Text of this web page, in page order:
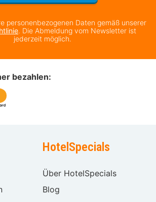
personenbezogenen Daten gemäß unserer
. Die Abmeldung vom Newsletter ist
jederzeit möglich.
bezahlen:
HotelSpecials
Über HotelSpecials
Blog